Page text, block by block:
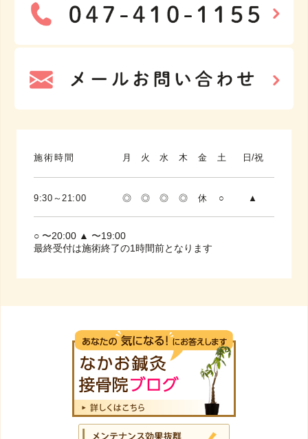
施術時間 月 火 水 木 金 土 日/祝
9:30～21:00 ◎ ◎ ◎ ◎ 休 ○ ▲
○ 〜20:00 ▲ 〜19:00
最終受付は施術終了の1時間前となります